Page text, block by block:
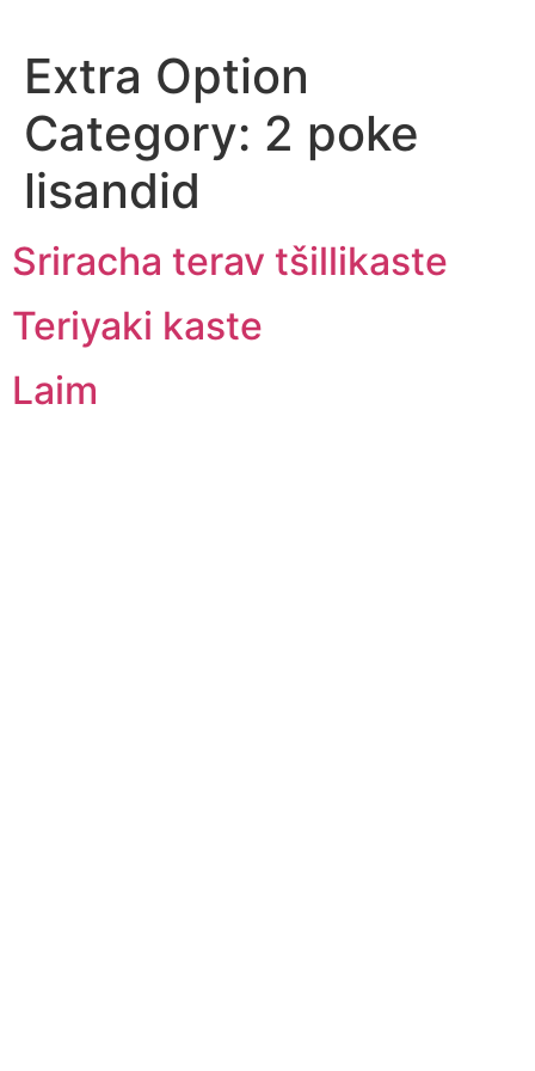
Extra Option
Category: 2 poke
lisandid
Sriracha terav tšillikaste
Teriyaki kaste
Laim